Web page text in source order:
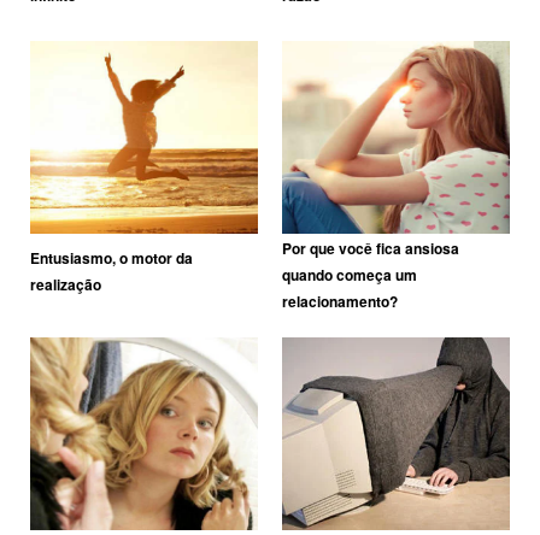
Entusiasmo, o motor da
realização
Por que você fica ansiosa
quando começa um
relacionamento?